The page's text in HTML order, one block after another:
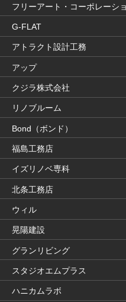
フリーアート・コーポレーシ
G-FLAT
アトラクト設計工務
アップ
クジラ株式会社
リノブルーム
Bond（ボンド）
福島工務店
イズリノベ専科
北条工務店
ウィル
晃陽建設
グランリビング
スタジオエムプラス
ハニカムラボ